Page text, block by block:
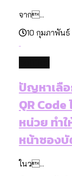
จาก...
10 กุมภาพันธ์
ปัญหาเลื
QR
หน่วย ทำ
หน้าซอง
ในว...